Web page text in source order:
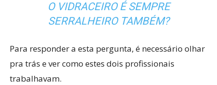
O VIDRACEIRO É SEMPRE
SERRALHEIRO TAMBÉM?
Para responder a esta pergunta, é necessário olhar
pra trás e ver como estes dois profissionais
trabalhavam.